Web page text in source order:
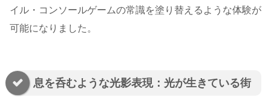
イル・コンソールゲームの常識を塗り替えるような体験が
可能になりました。
息を呑むような光影表現：光が生きている街